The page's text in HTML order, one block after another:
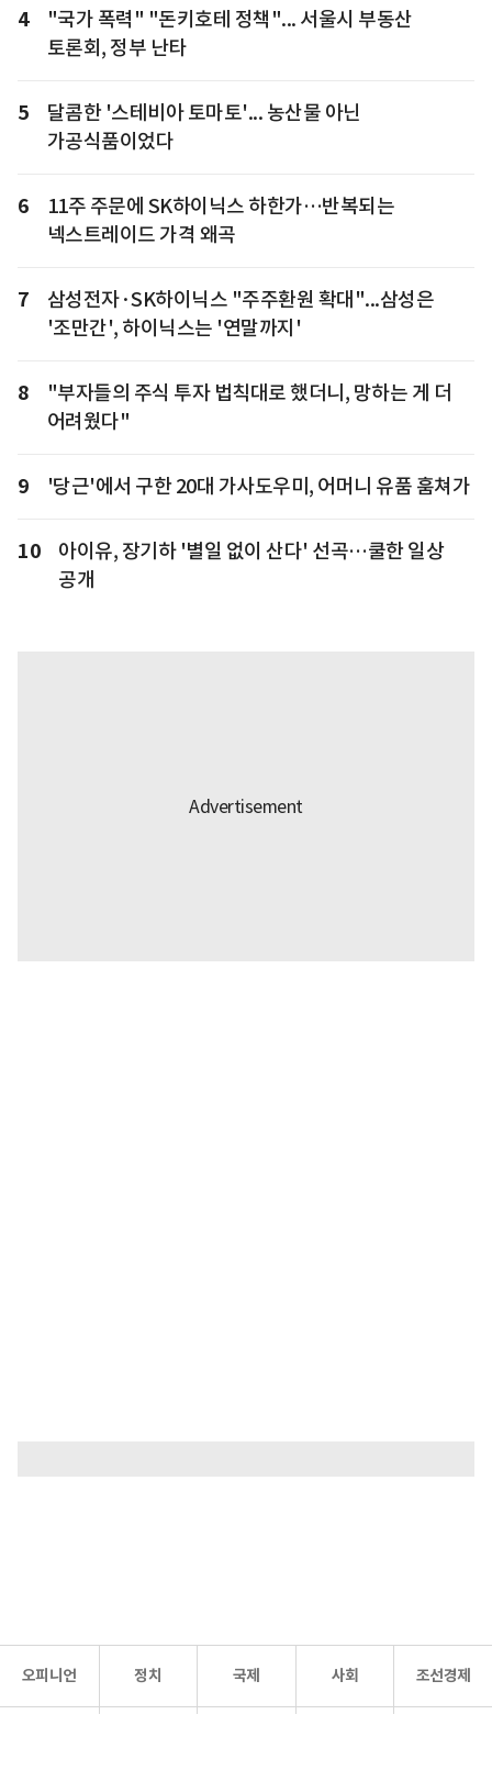
4
"국가 폭력" "돈키호테 정책"... 서울시 부동산
토론회, 정부 난타
5
달콤한 '스테비아 토마토'... 농산물 아닌
가공식품이었다
6
11주 주문에 SK하이닉스 하한가…반복되는
넥스트레이드 가격 왜곡
7
삼성전자·SK하이닉스 "주주환원 확대"...삼성은
'조만간', 하이닉스는 '연말까지'
8
"부자들의 주식 투자 법칙대로 했더니, 망하는 게 더
어려웠다"
9 '당근'에서 구한 20대 가사도우미, 어머니 유품 훔쳐가
10
아이유, 장기하 '별일 없이 산다' 선곡…쿨한 일상
공개
오피니언 정치 국제 사회 조선경제